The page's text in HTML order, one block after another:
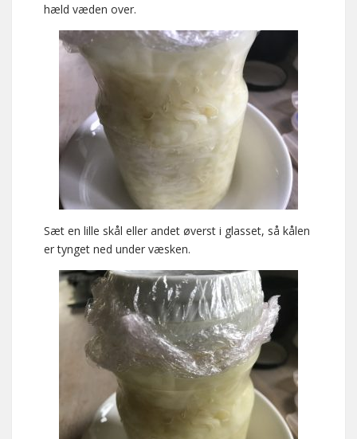
hæld væden over.
Sæt en lille skål eller andet øverst i glasset, så kålen
er tynget ned under væsken.